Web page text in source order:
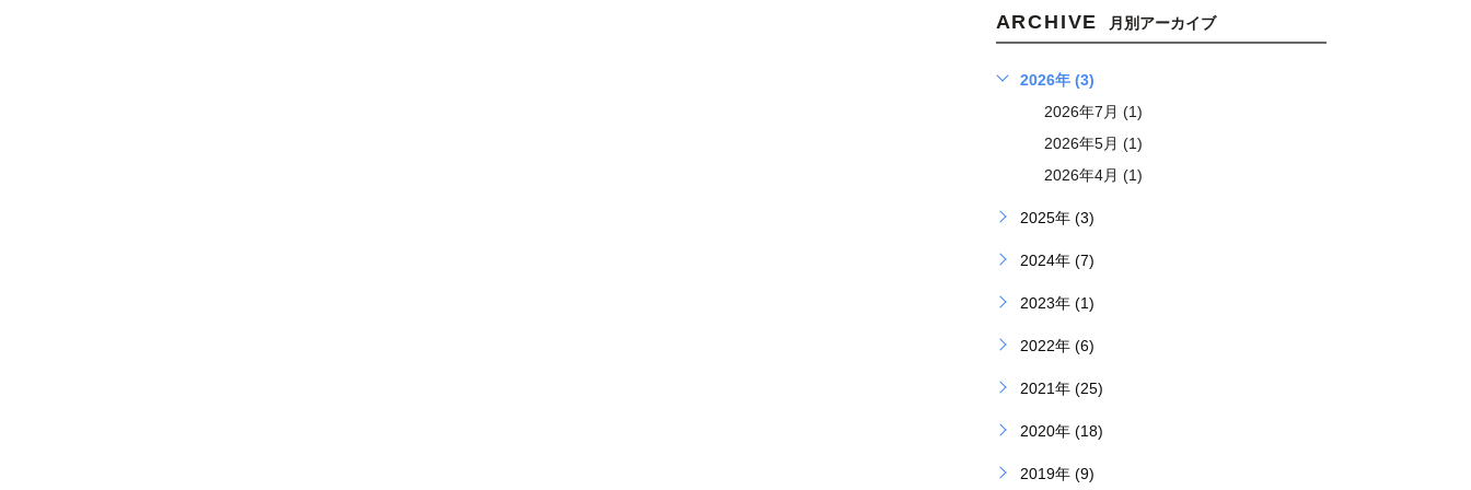
ARCHIVE 月別アーカイブ
2026年 (3)
2026年7月 (1)
2026年5月 (1)
2026年4月 (1)
2025年 (3)
2024年 (7)
2023年 (1)
2022年 (6)
2021年 (25)
2020年 (18)
2019年 (9)